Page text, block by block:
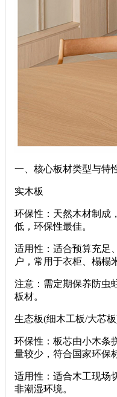
一、核心板材类型与特
‌实木板‌
环保性‌：天然木材制成
低，环保性最佳。
适用性‌：适合预算充足
户，常用于衣柜、榻榻
注意‌：需定期保养防虫
板材。
生态板(细木工板/大芯
环保性‌：板芯由小木条
量较少，符合国家环保
适用性‌：适合木工现场
非潮湿环境。